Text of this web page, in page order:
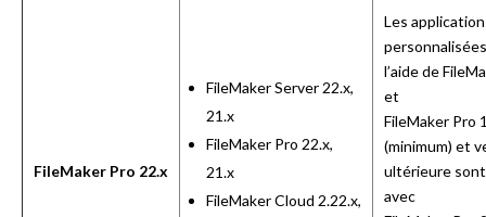
FileMaker Pro 22.x
FileMaker Server 22.x,
21.x
FileMaker Pro 22.x,
21.x
FileMaker Cloud 2.22.x,
Les
l’aide de
et
FileMaker Pro
(minimum) et
ultérieure
avec